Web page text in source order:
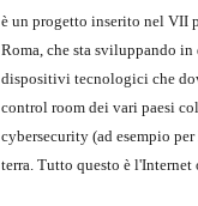
è un progetto inserito nel VII
Roma, che sta sviluppando
dispositivi tecnologici che
control room dei vari paesi
cybersecurity (ad esempio
terra. Tutto questo è